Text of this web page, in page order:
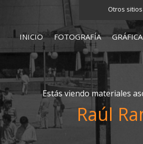
Otros sitios
INICIO FOTOGRAFÍA GRÁFICA
Estás viendo materiales
Raúl